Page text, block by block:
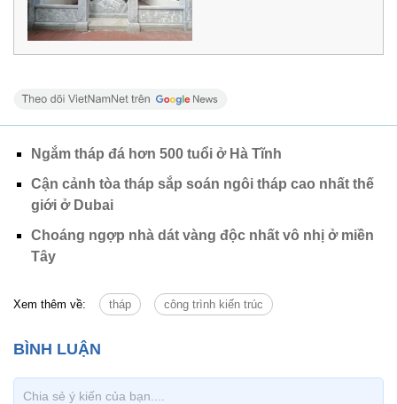
Ngắm tháp đá hơn 500 tuổi ở Hà Tĩnh
Cận cảnh tòa tháp sắp soán ngôi tháp cao nhất thế
giới ở Dubai
Choáng ngợp nhà dát vàng độc nhất vô nhị ở miền
Tây
Xem thêm về: tháp công trình kiến trúc